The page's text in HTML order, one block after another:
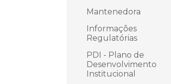
Mantenedora
Informações
Regulatórias
PDI - Plano de
Desenvolvimento
Institucional